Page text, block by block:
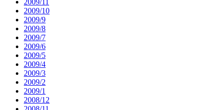
2009/10
2009/9
2009/8
2009/7
2009/6
2009/5
2009/4
2009/3
2009/2
2009/1
2008/12